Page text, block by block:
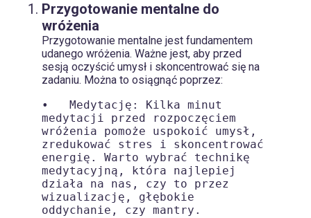
Przygotowanie mentalne do
wróżenia
Przygotowanie mentalne jest fundamentem
udanego wróżenia. Ważne jest, aby przed
sesją oczyścić umysł i skoncentrować się na
zadaniu. Można to osiągnąć poprzez:
•   Medytację: Kilka minut
medytacji przed rozpoczęciem
wróżenia pomoże uspokoić umysł,
zredukować stres i skoncentrować
energię. Warto wybrać technikę
medytacyjną, która najlepiej
działa na nas, czy to przez
wizualizację, głębokie
oddychanie, czy mantry.